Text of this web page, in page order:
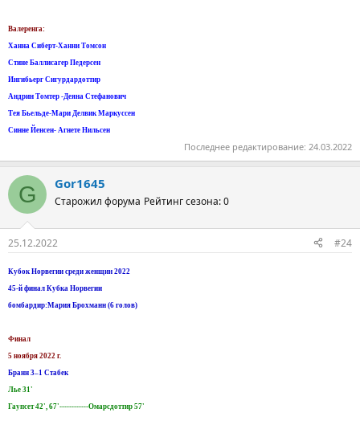
Валеренга:
Ханна Сиберт-Ханни Томсон
Стине Баллисагер Педерсен
Ингибьерг Сигурдардоттир
Андрин Томтер -Деяна Стефанович
Тея Бьельде-Мари Делвик Маркуссен
Синне Йенсен- Агнете Нильсен
Последнее редактирование: 24.03.2022
G Gor1645
Старожил форума Рейтинг сезона: 0
25.12.2022 #24
Кубок Норвегии среди женщин 2022
45-й финал Кубка Норвегии
бомбардир:Мария Брохманн (6 голов)
Финал
5 ноября 2022 г.
Бранн 3–1 Стабек
Лье 31'
Гаупсет 42', 67'------------Омарсдоттир 57'